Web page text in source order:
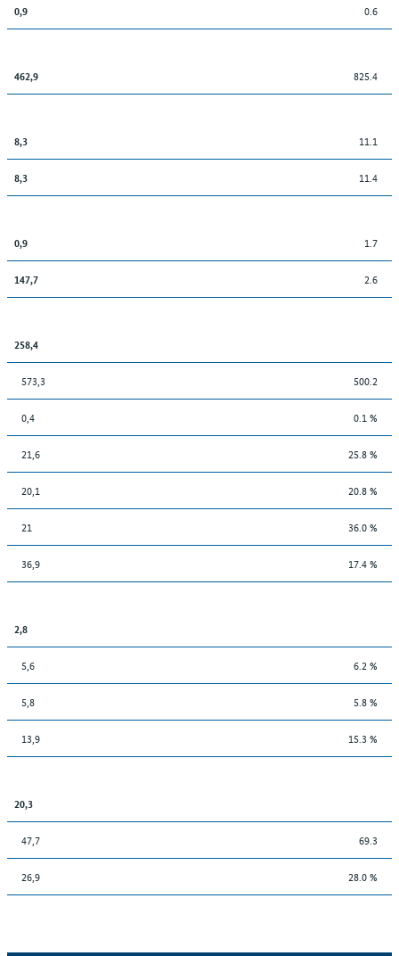
0,9 0.6
462,9 825.4
8,3 11.1
8,3 11.4
0,9 1.7
147,7 2.6
258,4
573,3 500.2
0,4 0.1 %
21,6 25.8 %
20,1 20.8 %
21 36.0 %
36,9 17.4 %
2,8
5,6 6.2 %
5,8 5.8 %
13,9 15.3 %
20,3
47,7 69.3
26,9 28.0 %